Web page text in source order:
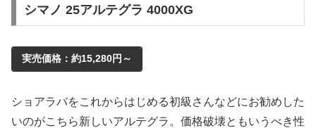
シマノ 25アルテグラ 4000XG
実売価格：約15,280円～
ショアラバをこれからはじめる初級さんなどにお勧めした
いのがこちら新しいアルテグラ。価格破壊ともいうべき性